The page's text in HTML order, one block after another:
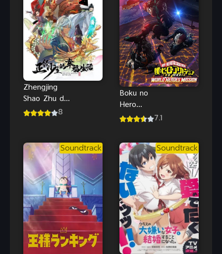
Zhengjing
Shao Zhu de
Xingfu
แสนสุขของ
นายน้อย
8
Boku no
Hero
Academia
Heroes’
Mission มายฮี
โร อะคาเดเมีย
เดอะมูฟวี่ รวม
พลฮีโร่กู้วิกฤต
โลก พากย์ไทย
HD
7.1
Soundtrack Soundtrack